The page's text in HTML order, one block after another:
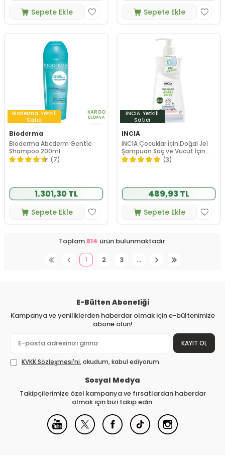
Sepete Ekle Sepete Ekle
Bioderma Yetkili
Satıcı
KARGO
BEDAVA
Bioderma
Bioderma Abcderm Gentle
Shampoo 200ml
(7)
1.301,30 TL
Sepete Ekle
INCIA Yetkili
Satıcı
INCIA
INCIA Çocuklar İçin Doğal Jel
Şampuan Saç ve Vücut İçin
350 ml
(3)
489,93 TL
Sepete Ekle
Toplam 814 ürün bulunmaktadır.
1
2 3 …
E-Bülten Aboneliği
Kampanya ve yeniliklerden haberdar olmak için e-bültenimize
abone olun!
KAYIT OL
KVKK Sözleşmesi'ni, okudum, kabul ediyorum.
Sosyal Medya
Takipçilerimize özel kampanya ve fırsatlardan haberdar
olmak için bizi takip edin.